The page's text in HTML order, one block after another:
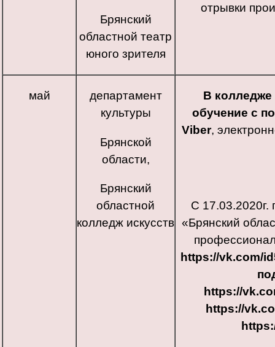
Брянский
областной театр
юного зрителя
отрывки
май
департамент
культуры
Брянской
области,
Брянский
областной
колледж искусств
В колледже
обучение с
Viber,
С 17.03.2020г.
«Брянский
https://vk.com/
https://
https://